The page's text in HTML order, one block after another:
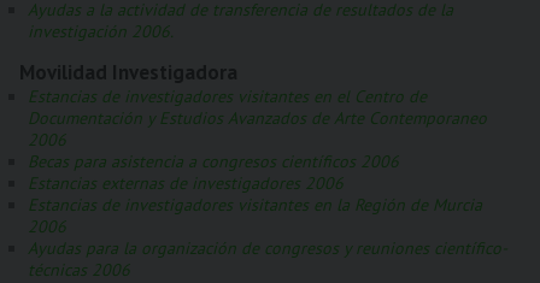
Ayudas a la actividad de transferencia de resultados de la
investigación 2006.
Estancias de investigadores visitantes en el Centro de
Documentación y Estudios Avanzados de Arte Contemporaneo
2006
Becas para asistencia a congresos científicos 2006
Estancias externas de investigadores 2006
Estancias de investigadores visitantes en la Región de Murcia
2006
Ayudas para la organización de congresos y reuniones científico-
técnicas 2006